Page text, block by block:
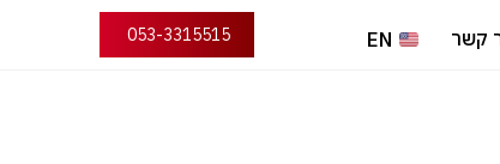
קשר EN
053-3315515